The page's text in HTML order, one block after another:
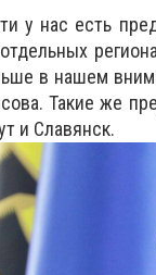
у нас есть
в нашем
Такие же
и Славянск.